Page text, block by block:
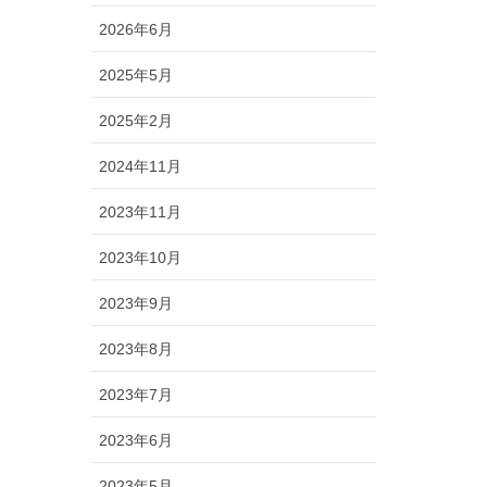
2026年6月
2025年5月
2025年2月
2024年11月
2023年11月
2023年10月
2023年9月
2023年8月
2023年7月
2023年6月